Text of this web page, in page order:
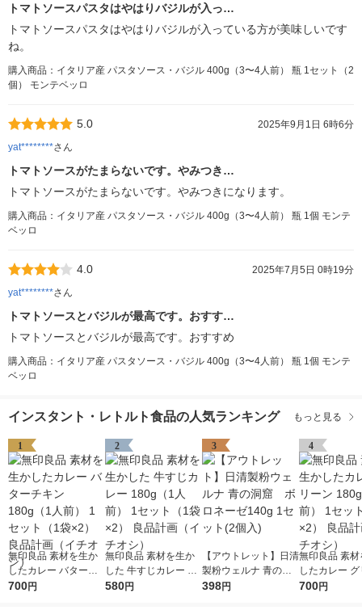
トマトソースパスタはやはりバジルが入っ…
トマトソースパスタはやはりバジルが入っている方が美味しいです
ね。
購入商品：イタリア産 パスタソース・バジル 400g（3〜4人前） 瓶 1セット（2
個） モンテベッロ
5.0
2025年9月1日 6時6分
yat********さん
トマトソースがたまらないです。やみつき…
トマトソースがたまらないです。やみつきになります。
購入商品：イタリア産 パスタソース・バジル 400g（3〜4人前） 瓶 1個 モンテ
ベッロ
4.0
2025年7月5日 0時19分
yat********さん
トマトソースとバジルが最高です。おすす…
トマトソースとバジルが最高です。おすすめ
購入商品：イタリア産 パスタソース・バジル 400g（3〜4人前） 瓶 1個 モンテ
ベッロ
インスタント・レトルト食品の人気ランキング もっと見る
1
無印良品 素材を生か
したカレー バターチ
キン 180g（1人前） 1
700円
2
無印良品 素材を生か
した 牛すじカレー 18
0g（1人前） 1セット
580円
3
【アウトレット】日清
製粉ウェルナ 青の洞
窟 ボロネーゼ140g
398円
4
無印良品 素材
したカレー
180g（1人前
700円